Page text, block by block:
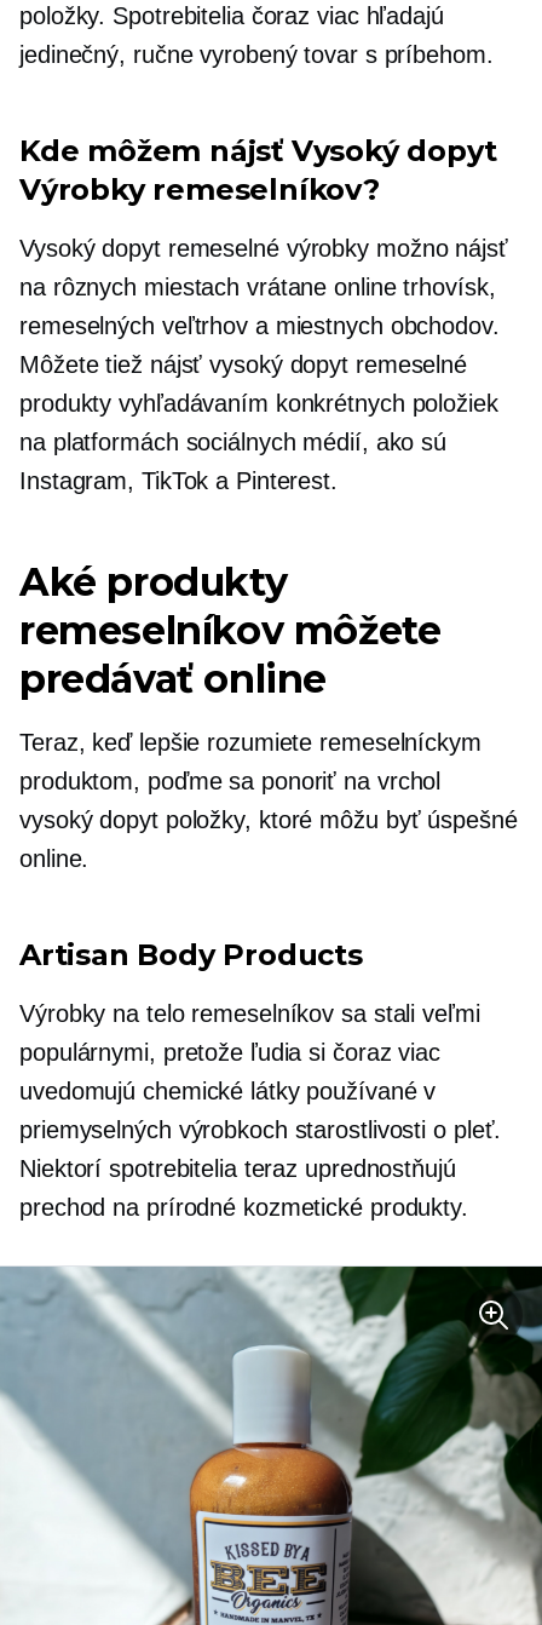
položky. Spotrebitelia čoraz viac hľadajú
jedinečný, ručne vyrobený tovar s príbehom.
Kde môžem nájsť Vysoký dopyt
Výrobky remeselníkov?
Vysoký dopytremeselné výrobky možno nájsť
na rôznych miestach vrátane online trhovísk,
remeselných veľtrhov a miestnych obchodov.
Môžete tiež nájsťvysoký dopyt remeselné
produkty vyhľadávaním konkrétnych položiek
na platformách sociálnych médií, ako sú
Instagram, TikTok a Pinterest.
Aké produkty
remeselníkov môžete
predávať online
Teraz, keď lepšie rozumiete remeselníckym
produktom, poďme sa ponoriť na vrchol
vysoký dopytpoložky, ktoré môžu byť úspešné
online.
Artisan Body Products
Výrobky na telo remeselníkov sa stali veľmi
populárnymi, pretože ľudia si čoraz viac
uvedomujú chemické látky používané v
priemyselných výrobkoch starostlivosti o pleť.
Niektorí spotrebitelia teraz uprednostňujú
prechod na prírodné kozmetické produkty.